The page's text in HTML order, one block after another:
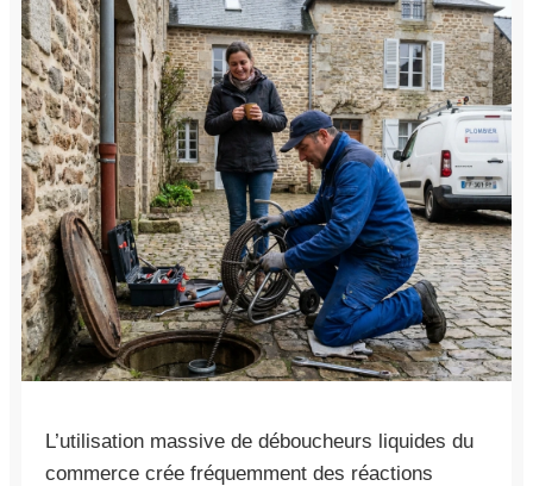
L’utilisation massive de déboucheurs liquides du
commerce crée fréquemment des réactions